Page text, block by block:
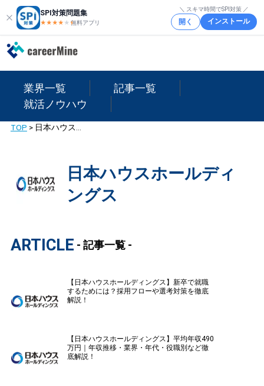
SPI対策問題集
★★★★ ★★
無料アプリ
＼ スキマ時間でSPI対策 ／
開く インストール
業界一覧
記事一覧
就活ノウハウ
TOP >
日本ハウスホールディ
ングス
ARTICLE - 記事一覧 -
【日本ハウスホールディングス】新卒で就職
するためには？採用フローや選考対策を徹底
解説！
【日本ハウスホールディングス】平均年収490
万円｜年収推移・業界・年代・役職別など徹
底解説！